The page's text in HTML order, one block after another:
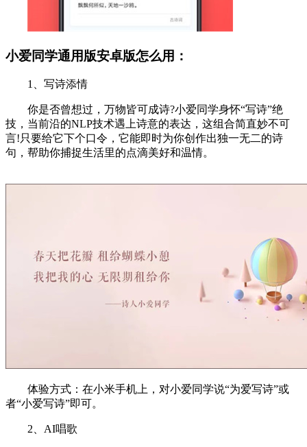
小爱同学通用版安卓版怎么用：
1、写诗添情
你是否曾想过，万物皆可成诗?小爱同学身怀“写诗”绝
技，当前沿的NLP技术遇上诗意的表达，这组合简直妙不可
言!只要给它下个口令，它能即时为你创作出独一无二的诗
句，帮助你捕捉生活里的点滴美好和温情。
体验方式：在小米手机上，对小爱同学说“为爱写诗”或
者“小爱写诗”即可。
2、AI唱歌